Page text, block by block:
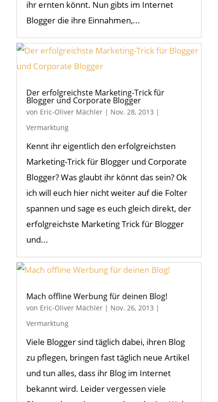
ihr ernten könnt. Nun gibts im Internet
Blogger die ihre Einnahmen,...
Der erfolgreichste Marketing-Trick für
Blogger und Corporate Blogger
von Eric-Oliver Mächler| Nov. 28, 2013 |
Vermarktung
Kennt ihr eigentlich den erfolgreichsten
Marketing-Trick für Blogger und Corporate
Blogger? Was glaubt ihr könnt das sein? Ok
ich will euch hier nicht weiter auf die Folter
spannen und sage es euch gleich direkt, der
erfolgreichste Marketing Trick für Blogger
und...
Mach offline Werbung für deinen Blog!
von Eric-Oliver Mächler| Nov. 26, 2013 |
Vermarktung
Viele Blogger sind täglich dabei, ihren Blog
zu pflegen, bringen fast täglich neue Artikel
und tun alles, dass ihr Blog im Internet
bekannt wird. Leider vergessen viele